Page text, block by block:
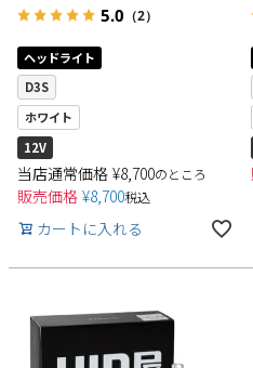
5.0 （2）
ヘッドライト
D3S
ホワイト
12V
当店通常価格 ¥8,700のところ
販売価格 ¥8,700税込
カートに入れる